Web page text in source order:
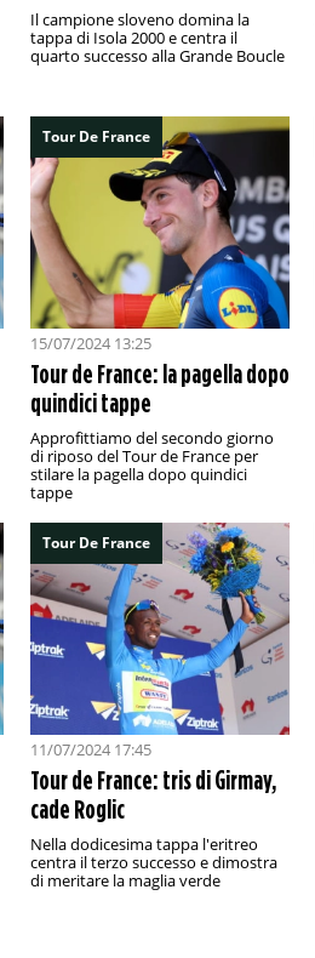
Il campione sloveno domina la
tappa di Isola 2000 e centra il
quarto successo alla Grande Boucle
Tour De France
15/07/2024 13:25
Tour de France: la pagella dopo
quindici tappe
Approfittiamo del secondo giorno
di riposo del Tour de France per
stilare la pagella dopo quindici
tappe
Tour De France
11/07/2024 17:45
Tour de France: tris di Girmay,
cade Roglic
Nella dodicesima tappa l'eritreo
centra il terzo successo e dimostra
di meritare la maglia verde